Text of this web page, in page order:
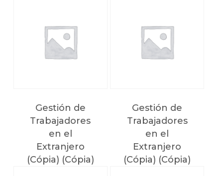
NO HAY PRODUCTOS EN EL CARRITO.
Gestión de
Trabajadores
en el
Extranjero
(Cópia) (Cópia)
Gestión de
Trabajadores
en el
Extranjero
(Cópia) (Cópia)